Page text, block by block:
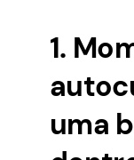
1.
uma